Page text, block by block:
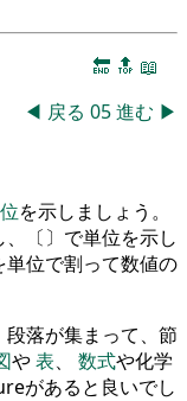
🔚 🔝 📖
◀ 戻る 05進む ▶
を示しましょう。
〔〕で単位を示し
単位で割って数値の
落が集まって、節
や表、 数式や化学
があると良いでし